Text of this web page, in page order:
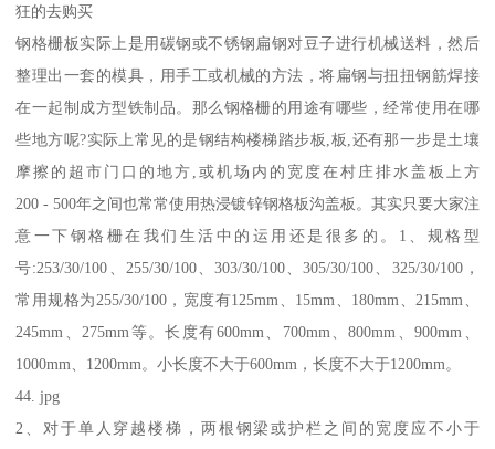
狂的去购买
钢格栅板实际上是用碳钢或不锈钢扁钢对豆子进行机械送料，然后
整理出一套的模具，用手工或机械的方法，将扁钢与扭扭钢筋焊接
在一起制成方型铁制品。那么钢格栅的用途有哪些，经常使用在哪
些地方呢?实际上常见的是钢结构楼梯踏步板,板,还有那一步是土壤
摩擦的超市门口的地方,或机场内的宽度在村庄排水盖板上方
200 - 500年之间也常常使用热浸镀锌钢格板沟盖板。其实只要大家注
意一下钢格栅在我们生活中的运用还是很多的。1、规格型
号:253/30/100、255/30/100、303/30/100、305/30/100、325/30/100，
常用规格为255/30/100，宽度有125mm、15mm、180mm、215mm、
245mm、275mm等。长度有600mm、700mm、800mm、900mm、
1000mm、1200mm。小长度不大于600mm，长度不大于1200mm。
44. jpg
2、对于单人穿越楼梯，两根钢梁或护栏之间的宽度应不小于